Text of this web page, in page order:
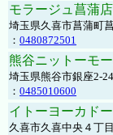
モラージュ菖蒲店
埼玉県久喜市菖蒲町
： 0480872501
熊谷ニットーモ
埼玉県熊谷市銀座2-
： 0485010600
イトーヨーカド
久喜市久喜中央４丁